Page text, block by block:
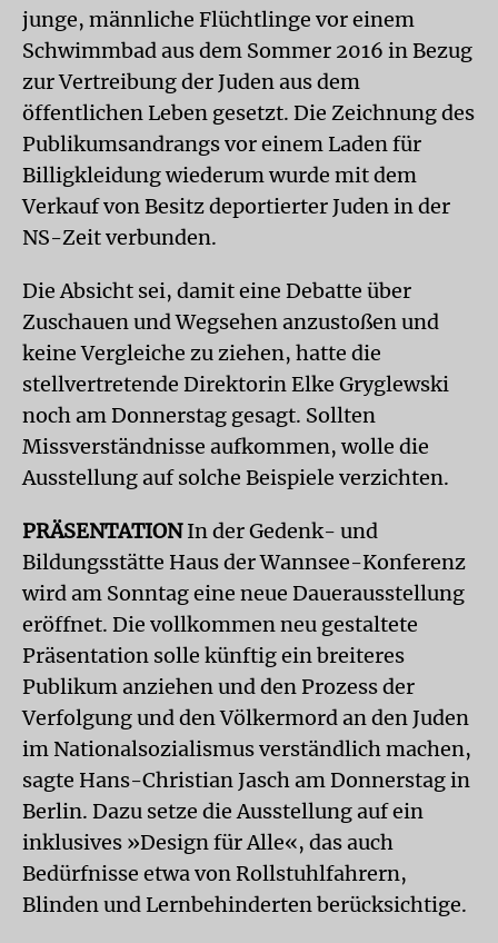
junge, männliche Flüchtlinge vor einem
Schwimmbad aus dem Sommer 2016 in Bezug
zur Vertreibung der Juden aus dem
öffentlichen Leben gesetzt. Die Zeichnung des
Publikumsandrangs vor einem Laden für
Billigkleidung wiederum wurde mit dem
Verkauf von Besitz deportierter Juden in der
NS-Zeit verbunden.
Die Absicht sei, damit eine Debatte über
Zuschauen und Wegsehen anzustoßen und
keine Vergleiche zu ziehen, hatte die
stellvertretende Direktorin Elke Gryglewski
noch am Donnerstag gesagt. Sollten
Missverständnisse aufkommen, wolle die
Ausstellung auf solche Beispiele verzichten.
PRÄSENTATIONIn der Gedenk- und
Bildungsstätte Haus der Wannsee-Konferenz
wird am Sonntag eine neue Dauerausstellung
eröffnet. Die vollkommen neu gestaltete
Präsentation solle künftig ein breiteres
Publikum anziehen und den Prozess der
Verfolgung und den Völkermord an den Juden
im Nationalsozialismus verständlich machen,
sagte Hans-Christian Jasch am Donnerstag in
Berlin. Dazu setze die Ausstellung auf ein
inklusives »Design für Alle«, das auch
Bedürfnisse etwa von Rollstuhlfahrern,
Blinden und Lernbehinderten berücksichtige.